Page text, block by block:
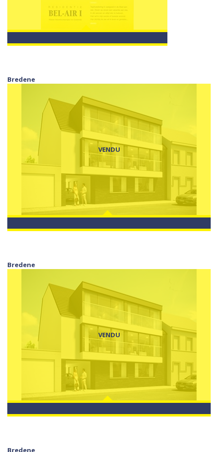
Bredene
VENDU
Bredene
VENDU
Bredene